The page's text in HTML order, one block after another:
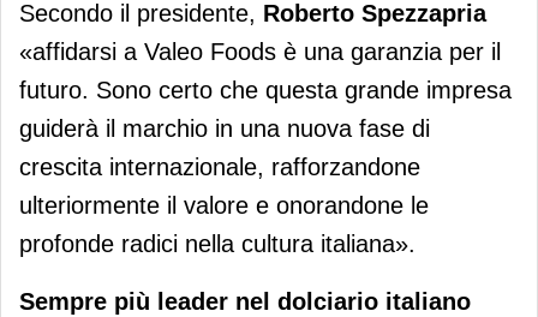
Secondo il presidente, Roberto Spezzapria
«affidarsi a Valeo Foods è una garanzia per il
futuro. Sono certo che questa grande impresa
guiderà il marchio in una nuova fase di
crescita internazionale, rafforzandone
ulteriormente il valore e onorandone le
profonde radici nella cultura italiana».
Sempre più leader nel dolciario italiano